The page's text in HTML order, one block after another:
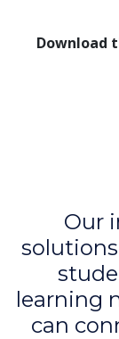
Download
Our
learning
can